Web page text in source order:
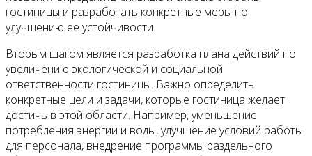
гостиницы и разработать конкретные меры по
улучшению ее устойчивости.
Вторым шагом является разработка плана действий по
увеличению экологической и социальной
ответственности гостиницы. Важно определить
конкретные цели и задачи, которые гостиница желает
достичь в этой области. Например, уменьшение
потребления энергии и воды, улучшение условий работы
для персонала, внедрение программы раздельного